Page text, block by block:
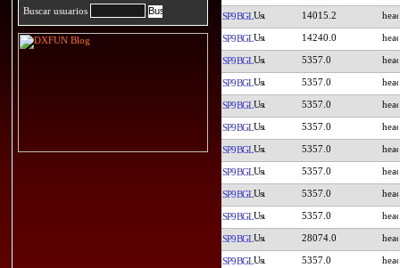
Buscar usuarios SP9BGL 14015.2
SP9BGL 14240.0
SP9BGL 5357.0
SP9BGL 5357.0
SP9BGL 5357.0
SP9BGL 5357.0
SP9BGL 5357.0
SP9BGL 5357.0
SP9BGL 5357.0
SP9BGL 5357.0
SP9BGL 28074.0
SP9BGL 5357.0